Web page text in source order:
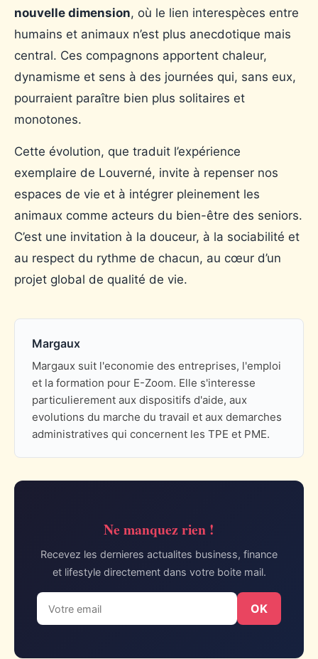
nouvelle dimension, où le lien interespèces entre
humains et animaux n’est plus anecdotique mais
central. Ces compagnons apportent chaleur,
dynamisme et sens à des journées qui, sans eux,
pourraient paraître bien plus solitaires et
monotones.
Cette évolution, que traduit l’expérience
exemplaire de Louverné, invite à repenser nos
espaces de vie et à intégrer pleinement les
animaux comme acteurs du bien-être des seniors.
C’est une invitation à la douceur, à la sociabilité et
au respect du rythme de chacun, au cœur d’un
projet global de qualité de vie.
Margaux
Margaux suit l'economie des entreprises, l'emploi
et la formation pour E-Zoom. Elle s'interesse
particulierement aux dispositifs d'aide, aux
evolutions du marche du travail et aux demarches
administratives qui concernent les TPE et PME.
Ne manquez rien !
Recevez les dernieres actualites business, finance
et lifestyle directement dans votre boite mail.
OK